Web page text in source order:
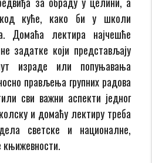
куће, како би у школи
Домаћа лектира најчешће
задатке који представљају
израде или попуњавања
прављења групних радова
сви важни аспекти једног
и домаћу лектиру треба
светске и националне,
књижевности.